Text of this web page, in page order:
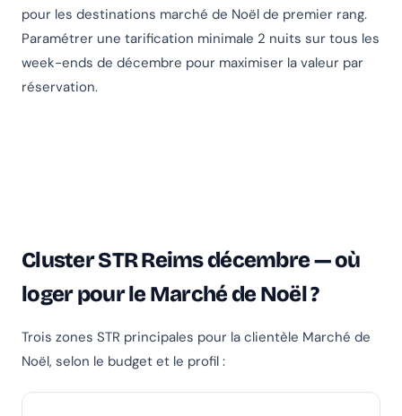
pour les destinations marché de Noël de premier rang.
Paramétrer une tarification minimale 2 nuits sur tous les
week-ends de décembre pour maximiser la valeur par
réservation.
Cluster STR Reims décembre — où
loger pour le Marché de Noël ?
Trois zones STR principales pour la clientèle Marché de
Noël, selon le budget et le profil :